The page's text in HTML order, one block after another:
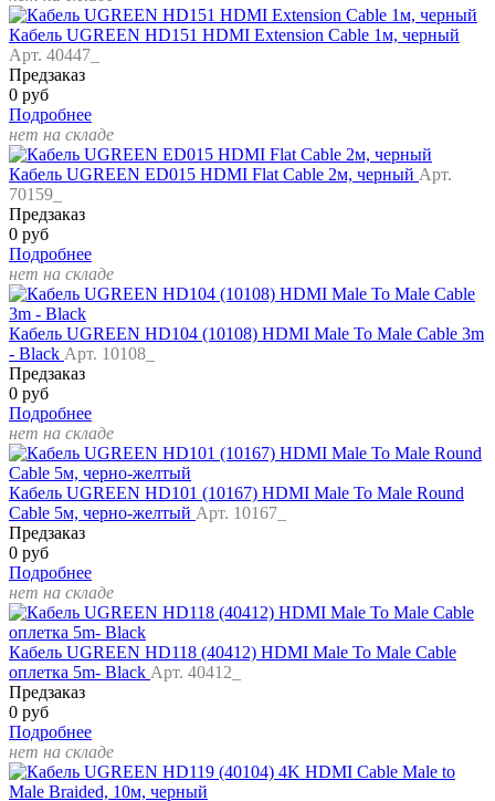
Кабель UGREEN HD151 HDMI Extension Cable 1м, черный
Арт. 40447_
Предзаказ
0 руб
Подробнее
нет на складе
Кабель UGREEN ED015 HDMI Flat Cable 2м, черный Арт.
70159_
Предзаказ
0 руб
Подробнее
нет на складе
Кабель UGREEN HD104 (10108) HDMI Male To Male Cable 3m
- Black Арт. 10108_
Предзаказ
0 руб
Подробнее
нет на складе
Кабель UGREEN HD101 (10167) HDMI Male To Male Round
Cable 5м, черно-желтый Арт. 10167_
Предзаказ
0 руб
Подробнее
нет на складе
Кабель UGREEN HD118 (40412) HDMI Male To Male Cable
оплетка 5m- Black Арт. 40412_
Предзаказ
0 руб
Подробнее
нет на складе